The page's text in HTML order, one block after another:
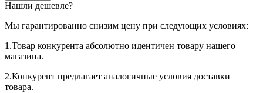
Нашли дешевле?
Мы гарантированно снизим цену при следующих условиях:
1.Товар конкурента абсолютно идентичен товару нашего
магазина.
2.Конкурент предлагает аналогичные условия доставки
товара.